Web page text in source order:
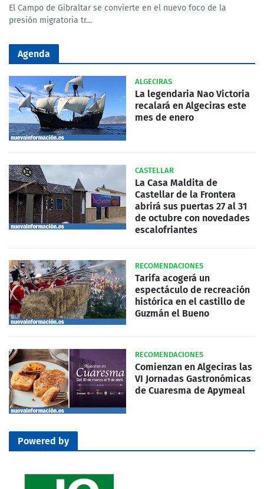
El Campo de Gibraltar se convierte en el nuevo foco de la
presión migratoria tr…
Agenda
ALGECIRAS
La legendaria Nao Victoria
recalará en Algeciras este
mes de enero
CASTELLAR
La Casa Maldita de
Castellar de la Frontera
abrirá sus puertas 27 al 31
de octubre con novedades
escalofriantes
RECOMENDACIONES
Tarifa acogerá un
espectáculo de recreación
histórica en el castillo de
Guzmán el Bueno
RECOMENDACIONES
Comienzan en Algeciras las
VI Jornadas Gastronómicas
de Cuaresma de Apymeal
Powered by